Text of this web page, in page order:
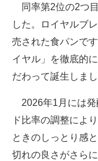
同率第2位の2つ
した。ロイヤルブ
売された食パンで
イヤル」を徹底的
だわって誕生しまし
2026年1月には発
ド比率の調整によ
ときのしっとり感
切れの良さがさら